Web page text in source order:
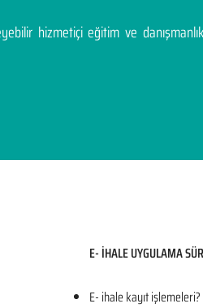
hizmetiçi eğitim ve
E- İHALE UYGULAMA
E- ihale kayıt işlemeleri?